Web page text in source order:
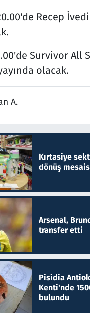
Recep
Survivor All
olacak.
A.
Kırtasiye
dönüş
Arsenal,
transfer etti
Pisidia
Kenti'nde
bulundu